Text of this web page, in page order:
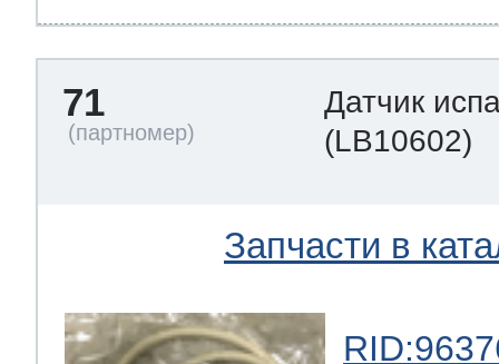
71
Датчик
(LB10602)
Запчасти в